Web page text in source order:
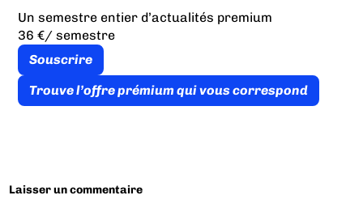
Un semestre entier d’actualités premium
36 €/ semestre
Souscrire
Trouve l’offre prémium qui vous correspond
Laisser un commentaire